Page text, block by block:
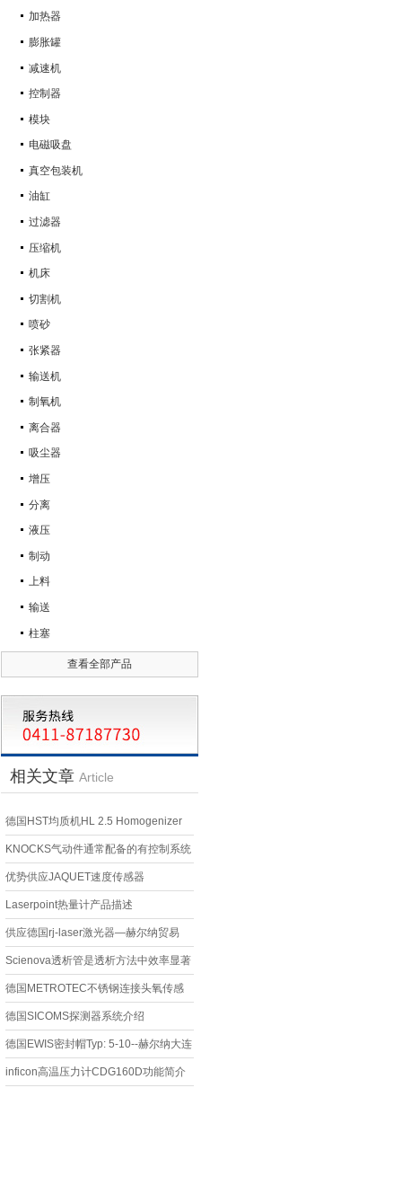
加热器
膨胀罐
减速机
控制器
模块
电磁吸盘
真空包装机
油缸
过滤器
压缩机
机床
切割机
喷砂
张紧器
输送机
制氧机
离合器
吸尘器
增压
分离
液压
制动
上料
输送
柱塞
查看全部产品
相关文章 Article
德国HST均质机HL 2.5 Homogenizer
KNOCKS气动件通常配备的有控制系统
优势供应JAQUET速度传感器
Laserpoint热量计产品描述
供应德国rj-laser激光器—赫尔纳贸易
Scienova透析管是透析方法中效率显著
的产品
德国METROTEC不锈钢连接头氧传感
器A19产品系列特点与用途
德国SICOMS探测器系统介绍
德国EWIS密封帽Typ: 5-10--赫尔纳大连
inficon高温压力计CDG160D功能简介